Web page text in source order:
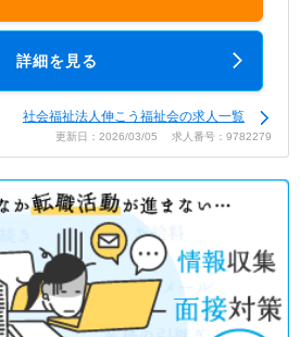
詳細を見る
社会福祉法人伸こう福祉会の求人一覧
更新日：2026/03/05 求人番号：9782279